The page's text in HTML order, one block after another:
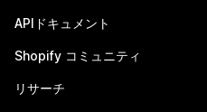
APIドキュメント
Shopify コミュニティ
リサーチ